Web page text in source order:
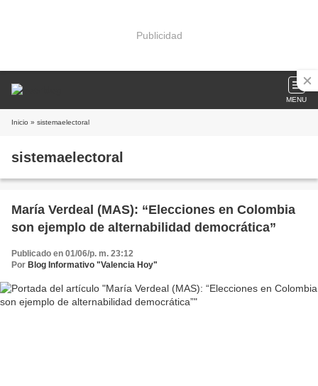
Publicidad
MENU
Inicio » sistemaelectoral
sistemaelectoral
María Verdeal (MAS): “Elecciones en Colombia
son ejemplo de alternabilidad democrática”
Publicado en 01/06/p. m. 23:12
Por Blog Informativo "Valencia Hoy"